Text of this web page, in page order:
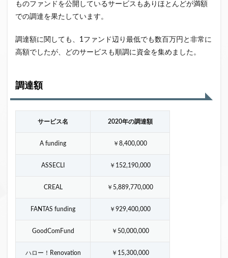
ものファンドを公開しているサービスもありほとんどが満額
での調達を果たしています。
調達額に関しても、1ファンド辺り最低でも数百万円と非常に
高額でしたが、どのサービスも順調に資金を集めました。
調達額
サービス名 2020年の調達額
A funding ￥8,400,000
ASSECLI ￥152,190,000
CREAL ￥5,889,770,000
FANTAS funding ￥929,400,000
GoodComFund ￥50,000,000
ハロー！Renovation ￥15,300,000